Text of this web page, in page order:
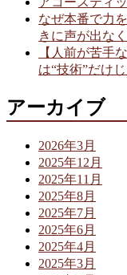
なぜ本番で力
きに声が出な
【人前が苦手
は“技術”だけ
アーカイブ
2026年3月
2025年12月
2025年11月
2025年8月
2025年7月
2025年6月
2025年4月
2025年3月